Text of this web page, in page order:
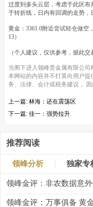
过度到多头云层，考虑于此区
于转折线，日内有回调的走势，
黄金：3361.0附近尝试轻仓做空
13）
（个人建议，仅供参考，据此交
当阁下进入领峰贵金属有限公司
本网站的内容并不打算向用户
务、法律、会计或税务建议， 因
上一篇: 林海：还在震荡区
下一篇: 佳一：强势拉升
推荐阅读
领峰分析 独家专